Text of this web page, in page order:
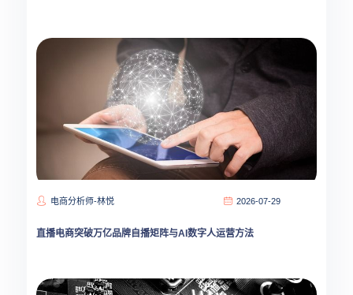
电商分析师-林悦 2026-07-29
直播电商突破万亿品牌自播矩阵与AI数字人运营方法